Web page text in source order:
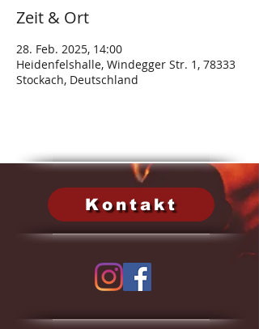
Zeit & Ort
28. Feb. 2025, 14:00
Heidenfelshalle, Windegger Str. 1, 78333
Stockach, Deutschland
Kontakt